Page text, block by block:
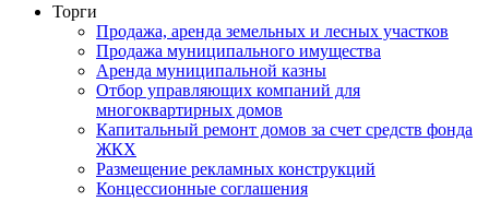
Торги
Продажа, аренда земельных и лесных участков
Продажа муниципального имущества
Аренда муниципальной казны
Отбор управляющих компаний для
многоквартирных домов
Капитальный ремонт домов за счет средств фонда
ЖКХ
Размещение рекламных конструкций
Концессионные соглашения